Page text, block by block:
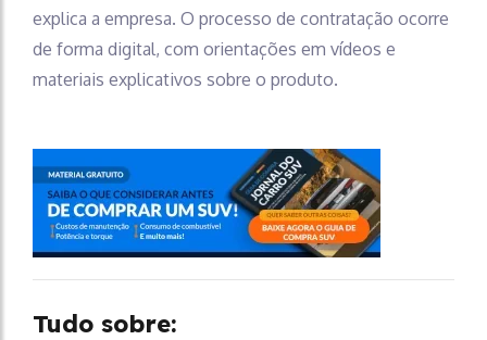
explica a empresa. O processo de contratação ocorre
de forma digital, com orientações em vídeos e
materiais explicativos sobre o produto.
Tudo sobre: